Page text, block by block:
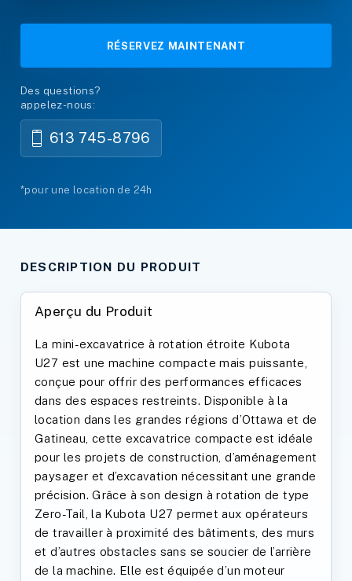
RÉSERVEZ MAINTENANT
Des questions?
appelez-nous:
613 745-8796
*pour une location de 24h
DESCRIPTION DU PRODUIT
Aperçu du Produit
La mini-excavatrice à rotation étroite Kubota
U27 est une machine compacte mais puissante,
conçue pour offrir des performances efficaces
dans des espaces restreints. Disponible à la
location dans les grandes régions d’Ottawa et de
Gatineau, cette excavatrice compacte est idéale
pour les projets de construction, d’aménagement
paysager et d’excavation nécessitant une grande
précision. Grâce à son design à rotation de type
Zero-Tail, la Kubota U27 permet aux opérateurs
de travailler à proximité des bâtiments, des murs
et d’autres obstacles sans se soucier de l’arrière
de la machine. Elle est équipée d’un moteur